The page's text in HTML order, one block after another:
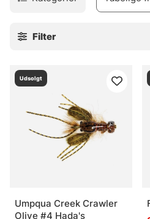
Filter
Udsolgt
Umpqua Creek Crawler
Olive #4 Hada's